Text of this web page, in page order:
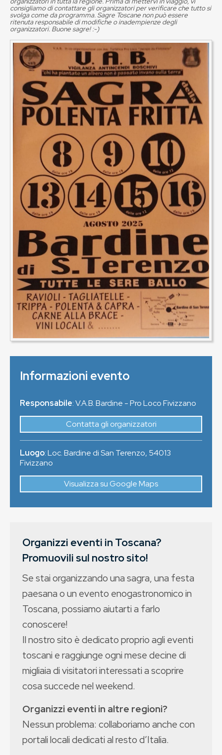
consigliamo di contattare gli organizzatori per verificare che tutto si
svolga come da programma. Sagre Toscane non può essere
ritenuta responsabile di modifiche o inadempienze degli
organizzatori. Buone sagre! :-)
Informazioni evento
Responsabile: V.A.B. Bardine - Pro Loco Fivizzano
Contatta gli organizzatori
Luogo:Loc. Bardine di San Terenzo, 54013
Fivizzano
Visualizza su Google Maps
Organizzi eventi in Toscana?
Promuovili sul nostro sito!
Se stai organizzando una sagra, una festa
paesana o un evento enogastronomico in
Toscana, possiamo aiutarti a farlo
conoscere!
Il nostro sito è dedicato proprio agli eventi
toscani e raggiunge ogni mese decine di
migliaia di visitatori interessati a scoprire
cosa succede nel weekend.
Organizzi eventi in altre regioni?
Nessun problema: collaboriamo anche con
portali locali dedicati al resto d’Italia.